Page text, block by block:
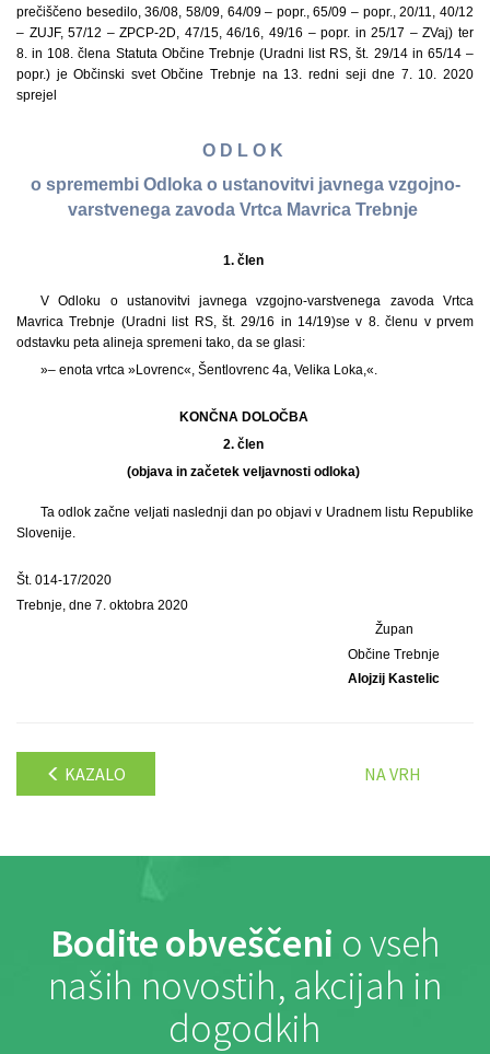
prečiščeno besedilo, 36/08, 58/09, 64/09 – popr., 65/09 – popr., 20/11, 40/12
– ZUJF, 57/12 – ZPCP-2D, 47/15, 46/16, 49/16 – popr. in 25/17 – ZVaj) ter
8. in 108. člena Statuta Občine Trebnje (Uradni list RS, št. 29/14 in 65/14 –
popr.) je Občinski svet Občine Trebnje na 13. redni seji dne 7. 10. 2020
sprejel
O D L O K
o spremembi Odloka o ustanovitvi javnega vzgojno-
varstvenega zavoda Vrtca Mavrica Trebnje
1. člen
V Odloku o ustanovitvi javnega vzgojno-varstvenega zavoda Vrtca
Mavrica Trebnje (Uradni list RS, št. 29/16 in 14/19)se v 8. členu v prvem
odstavku peta alineja spremeni tako, da se glasi:
»– enota vrtca »Lovrenc«, Šentlovrenc 4a, Velika Loka,«.
KONČNA DOLOČBA
2. člen
(objava in začetek veljavnosti odloka)
Ta odlok začne veljati naslednji dan po objavi v Uradnem listu Republike
Slovenije.
Št. 014-17/2020
Trebnje, dne 7. oktobra 2020
Župan
Občine Trebnje
Alojzij Kastelic
KAZALO NA VRH
Bodite obveščeni o vseh
naših novostih, akcijah in
dogodkih